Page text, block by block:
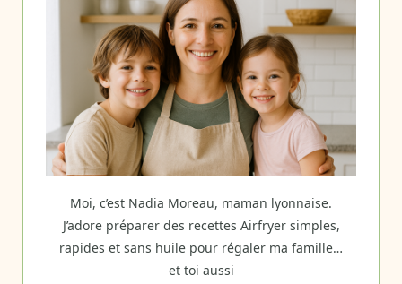
Moi, c’est Nadia Moreau, maman lyonnaise.
J’adore préparer des recettes Airfryer simples,
rapides et sans huile pour régaler ma famille…
et toi aussi